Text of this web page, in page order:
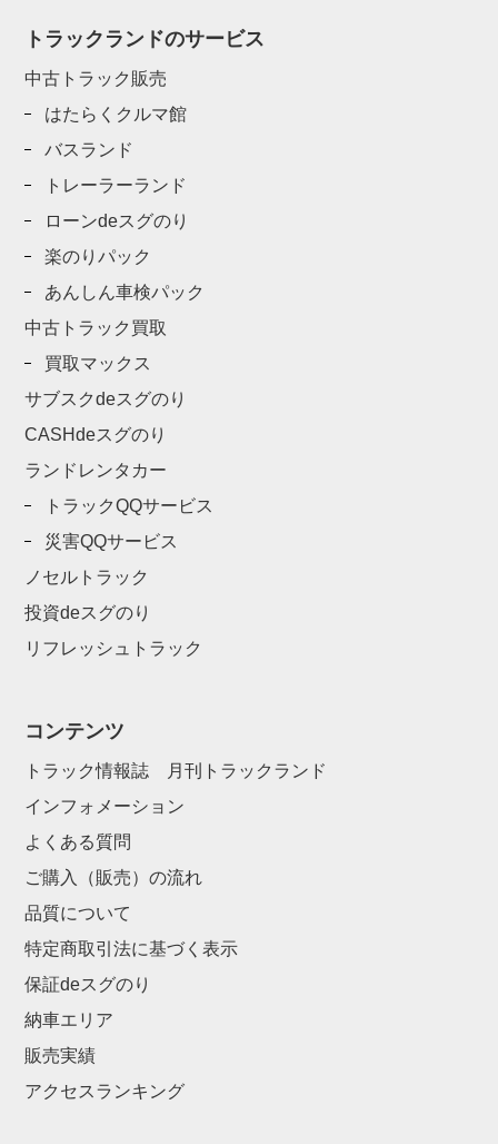
トラックランドのサービス
中古トラック販売
はたらくクルマ館
バスランド
トレーラーランド
ローンdeスグのり
楽のりパック
あんしん車検パック
中古トラック買取
買取マックス
サブスクdeスグのり
CASHdeスグのり
ランドレンタカー
トラックQQサービス
災害QQサービス
ノセルトラック
投資deスグのり
リフレッシュトラック
コンテンツ
トラック情報誌 月刊トラックランド
インフォメーション
よくある質問
ご購入（販売）の流れ
品質について
特定商取引法に基づく表示
保証deスグのり
納車エリア
販売実績
アクセスランキング